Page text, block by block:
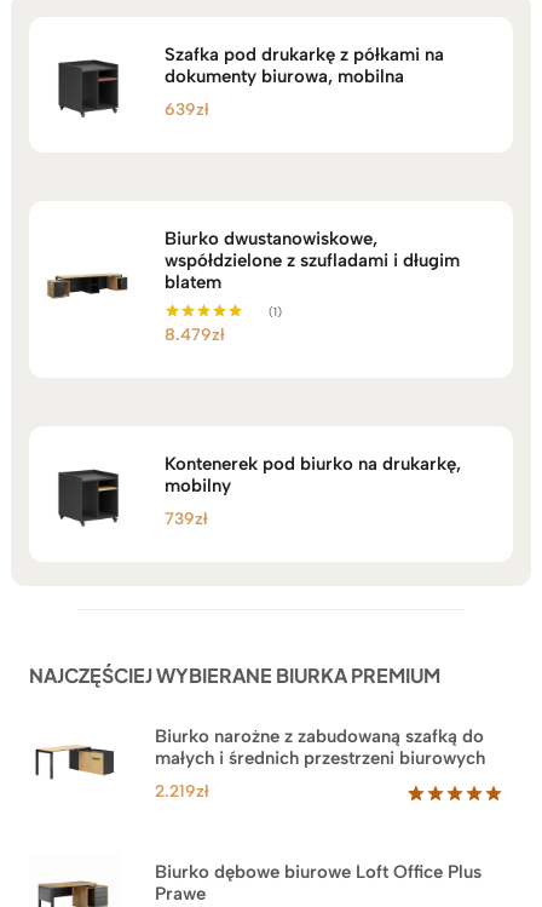
Szafka pod drukarkę z półkami na
dokumenty biurowa, mobilna
639zł
Biurko dwustanowiskowe,
współdzielone z szufladami i długim
blatem
Oceniono
(1)
8.479zł
Kontenerek pod biurko na drukarkę,
mobilny
739zł
NAJCZĘŚCIEJ WYBIERANE BIURKA PREMIUM
Biurko narożne z zabudowaną szafką do
małych i średnich przestrzeni biurowych
na
podstawie
2.219zł
Biurko dębowe biurowe Loft Office Plus
Prawe